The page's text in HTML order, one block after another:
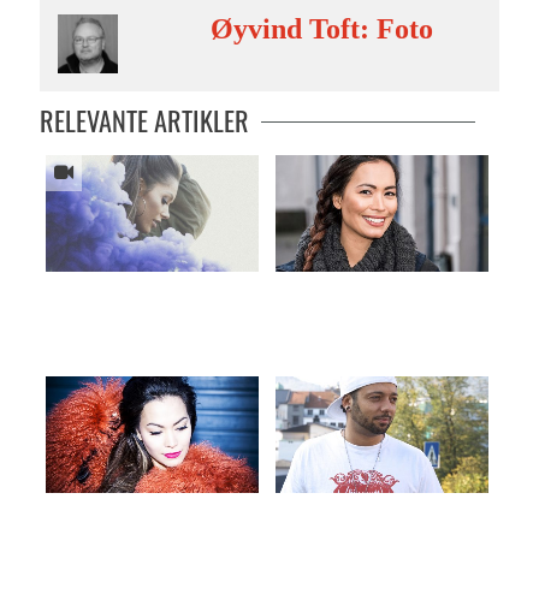
Øyvind Toft: Foto
RELEVANTE ARTIKLER